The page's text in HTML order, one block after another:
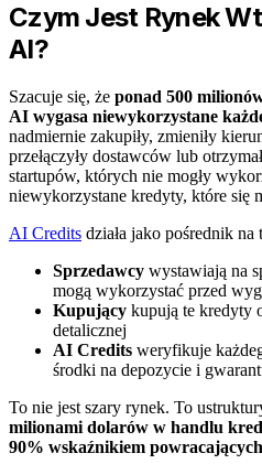
Czym Jest Rynek
AI?
Szacuje się, że ponad 500
AI wygasa niewykorzystane
nadmiernie zakupiły, zmieniły
przełączyły dostawców lub
startupów, których nie mogły
niewykorzystane kredyty, które się
AI Credits działa jako pośrednik
Sprzedawcy wystawiają na
mogą wykorzystać przed
Kupujący kupują te kredyty
detalicznej
AI Credits weryfikuje
środki na depozycie i
To nie jest szary rynek. To
milionami dolarów w handlu
90% wskaźnikiem